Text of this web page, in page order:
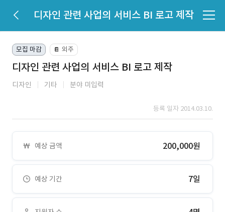
디자인 관련 사업의 서비스 BI 로고 제작
모집 마감 📔 외주
디자인 관련 사업의 서비스 BI 로고 제작
디자인 기타 분야 미입력
등록 일자 2014.03.10.
예상 금액 200,000원
예상 기간 7일